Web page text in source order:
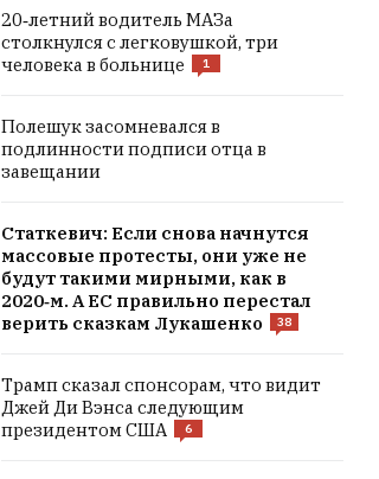
20‑летний водитель МАЗа
столкнулся с легковушкой, три
человека в больнице
1
Полешук засомневался в
подлинности подписи отца в
завещании
Статкевич: Если снова начнутся
массовые протесты, они уже не
будут такими мирными, как в
2020‑м. А ЕС правильно перестал
верить сказкам Лукашенко
38
Трамп сказал спонсорам, что видит
Джей Ди Вэнса следующим
президентом США
6